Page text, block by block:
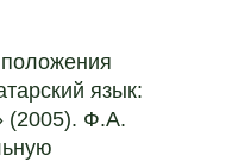
язык:
(2005). Ф.А.